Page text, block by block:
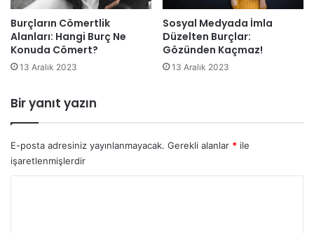
Burçların Cömertlik
Alanları: Hangi Burç Ne
Konuda Cömert?
13 Aralık 2023
Sosyal Medyada İmla
Düzelten Burçlar:
Gözünden Kaçmaz!
13 Aralık 2023
Bir yanıt yazın
E-posta adresiniz yayınlanmayacak. Gerekli alanlar * ile
işaretlenmişlerdir